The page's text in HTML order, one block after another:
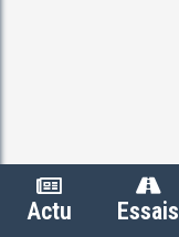
Actu Essais